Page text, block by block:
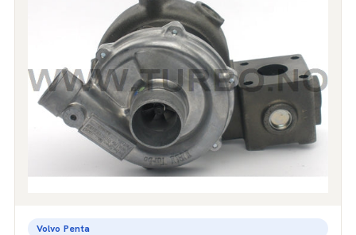
Volvo Penta